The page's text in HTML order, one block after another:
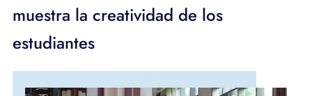
Televisión
muestra la creatividad de los
estudiantes